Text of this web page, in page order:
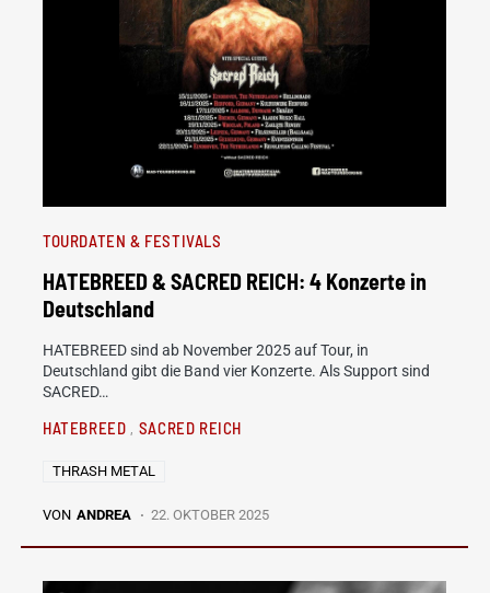
TOURDATEN & FESTIVALS
HATEBREED & SACRED REICH: 4 Konzerte in
Deutschland
HATEBREED sind ab November 2025 auf Tour, in
Deutschland gibt die Band vier Konzerte. Als Support sind
SACRED…
HATEBREED SACRED REICH
THRASH METAL
VON ANDREA 22. OKTOBER 2025